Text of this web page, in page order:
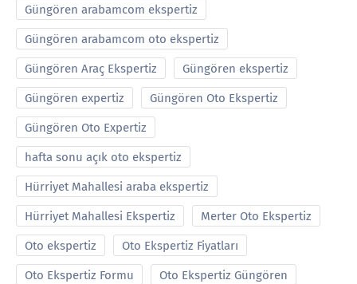
Güngören arabamcom ekspertiz
Güngören arabamcom oto ekspertiz
Güngören Araç Ekspertiz Güngören ekspertiz
Güngören expertiz Güngören Oto Ekspertiz
Güngören Oto Expertiz
hafta sonu açık oto ekspertiz
Hürriyet Mahallesi araba ekspertiz
Hürriyet Mahallesi Ekspertiz Merter Oto Ekspertiz
Oto ekspertiz Oto Ekspertiz Fiyatları
Oto Ekspertiz Formu Oto Ekspertiz Güngören